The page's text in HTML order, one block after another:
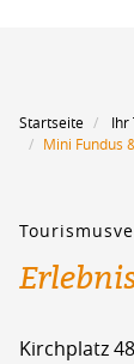
Startseite Ihr
Mini Fundus
Kirchplatz